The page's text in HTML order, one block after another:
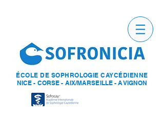
ÉCOLE DE SOPHROLOGIE CAYCÉDIENNE
NICE - CORSE - AIX/MARSEILLE - AVIGNON